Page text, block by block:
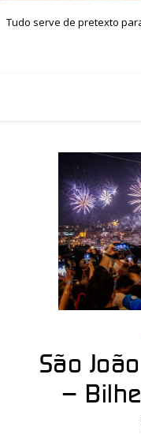
Tudo serve de pretexto
São
–